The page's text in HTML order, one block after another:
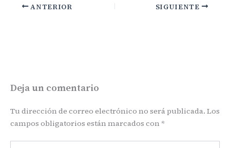
ANTERIOR SIGUIENTE
Deja un comentario
Tu dirección de correo electrónico no será publicada. Los
campos obligatorios están marcados con *